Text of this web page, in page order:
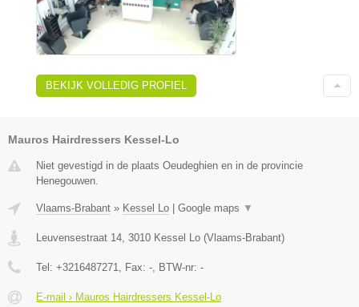
BEKIJK VOLLEDIG PROFIEL
Mauros Hairdressers Kessel-Lo
Niet gevestigd in de plaats Oeudeghien en in de provincie
Henegouwen.
Vlaams-Brabant » Kessel Lo | Google maps ▼
Leuvensestraat 14 3010 Kessel Lo (Vlaams-Brabant)
Tel: +3216487271 , Fax: - , BTW-nr: -
E-mail › Mauros Hairdressers Kessel-Lo